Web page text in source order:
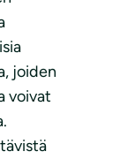
joiden
voivat